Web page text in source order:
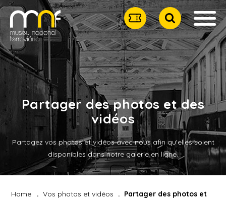
Partager des photos et des
vidéos
Partagez vos photos et vidéos avec nous afin qu'elles soient
disponibles dans notre galerie en ligne.
Home Vos photos et vidéos
Partager des photos et